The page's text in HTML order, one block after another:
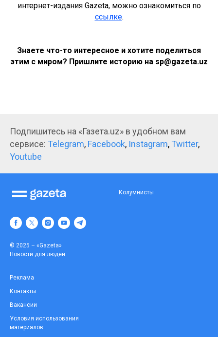
интернет-издания Gazeta, можно ознакомиться по
ссылке.
Знаете что-то интересное и хотите поделиться
этим с миром? Пришлите историю на sp@gazeta.uz
Подпишитесь на «Газета.uz» в удобном вам
сервисе: Telegram, Facebook, Instagram, Twitter,
Youtube
© 2025 – «Gazeta»
Новости для людей.
Колумнисты
Реклама
Контакты
Вакансии
Условия использования
материалов